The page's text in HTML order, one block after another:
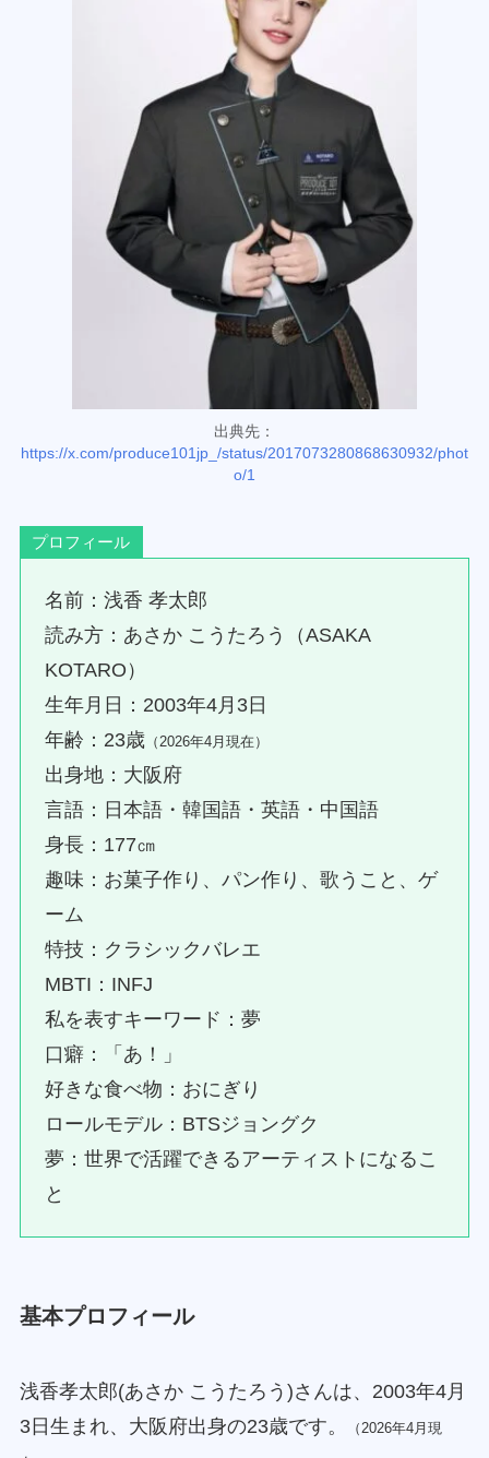
出典先：
https://x.com/produce101jp_/status/2017073280868630932/phot
o/1
プロフィール
名前：浅香 孝太郎
読み方：あさか こうたろう（ASAKA
KOTARO）
生年月日：2003年4月3日
年齢：23歳 （2026年4月現在）
出身地：大阪府
言語：日本語・韓国語・英語・中国語
身長：177㎝
趣味：お菓子作り、パン作り、歌うこと、ゲ
ーム
特技：クラシックバレエ
MBTI：INFJ
私を表すキーワード：夢
口癖：「あ！」
好きな食べ物：おにぎり
ロールモデル：BTSジョングク
夢：世界で活躍できるアーティストになるこ
と
基本プロフィール
浅香孝太郎(あさか こうたろう)さんは、2003年4月
3日生まれ、大阪府出身の23歳です。
（2026年4月現